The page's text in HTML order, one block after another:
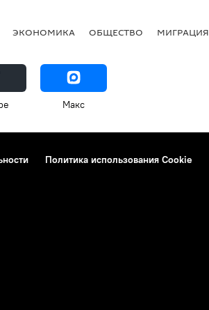
ЭКОНОМИКА ОБЩЕСТВО МИГРАЦИЯ
Макс
Политика использования Cookie